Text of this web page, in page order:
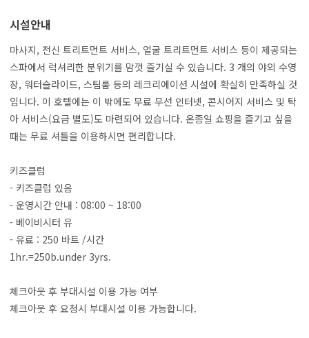
시설안내
마사지, 전신 트리트먼트 서비스, 얼굴 트리트먼트 서비스 등이 제공되는
스파에서 럭셔리한 분위기를 맘껏 즐기실 수 있습니다. 3 개의 야외 수영
장, 워터슬라이드, 스팀룸 등의 레크리에이션 시설에 확실히 만족하실 것
입니다. 이 호텔에는 이 밖에도 무료 무선 인터넷, 콘시어지 서비스 및 탁
아 서비스(요금 별도)도 마련되어 있습니다. 온종일 쇼핑을 즐기고 싶을
때는 무료 셔틀을 이용하시면 편리합니다.
키즈클럽
- 키즈클럽 있음
- 운영시간 안내 : 08:00 ~ 18:00
- 베이비시터 유
- 유료 : 250 바트 /시간
1hr.=250b.under 3yrs.
체크아웃 후 부대시설 이용 가능 여부
체크아웃 후 요청시 부대시설 이용 가능합니다.